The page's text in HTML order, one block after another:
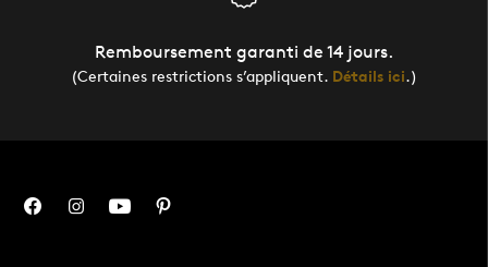
Remboursement garanti de 14 jours.
(Certaines restrictions s’appliquent. Détails ici.)